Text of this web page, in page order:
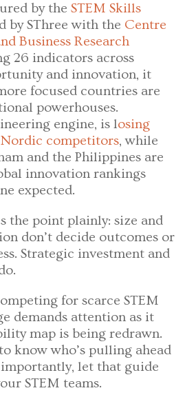
by theSTEM Skills
by SThree with the Centre
Business Research
26 indicators across
and innovation, it
focused countries are
powerhouses.
engine, is losing
competitors, while
and the Philippines are
innovation rankings
expected.
the point plainly: size and
don’t decide outcomes or
Strategic investment and
for scarce STEM
demands attention as it
map is being redrawn.
know who’s pulling ahead
importantly, let that guide
STEM teams.